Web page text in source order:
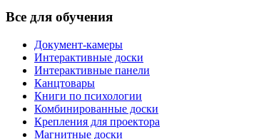
Все для обучения
Документ-камеры
Интерактивные доски
Интерактивные панели
Канцтовары
Книги по психологии
Комбинированные доски
Крепления для проектора
Магнитные доски